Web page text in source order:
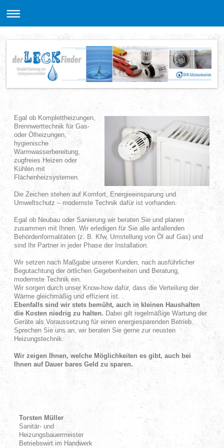
Egal ob Komplettheizungen,
Brennwerttechnik für Gas-
oder Ölheizungen,
hygienische
Warmwasserbereitung,
zugfreies Heizen oder
Kühlen mit
Flächenheizsystemen.
Die Zeichen stehen auf Komfort, Energieeinsparung und
Umweltschutz – modernste Technik dafür ist vorhanden.
Egal ob Neubau oder Sanierung wir beraten Sie und planen
zusammen mit Ihnen. Wir erledigen für Sie alle anfallenden
Behördenformalitäten (z. B. Kfw, Umstellung von Öl auf Gas) und
sind Ihr Partner in jeder Phase der Installation.
Wir setzen nach Maßgabe unserer Kunden, nach ausführlicher
Begutachtung der örtlichen Gegebenheiten und Beratung,
modernste Technik ein.
Wir sorgen durch unser Know-how dafür, dass die Verteilung der
Wärme gleichmäßig und effizient ist.
Ebenfalls sind wir stets bemüht, auch in kleinen Haushalten
die Kosten niedrig zu halten. Dabei gilt regelmäßige Wartung der
Geräte als Voraussetzung für einen energiesparenden Betrieb.
Sprechen Sie uns an, wir beraten Sie gerne zur neusten
Heizungstechnik.
Wir zeigen Ihnen, welche Möglichkeiten es gibt, auch bei
Ihnen auf Dauer bares Geld zu sparen.
Torsten Müller
Sanitär- und
Heizungsbauermeister
Betriebswirt im Handwerk